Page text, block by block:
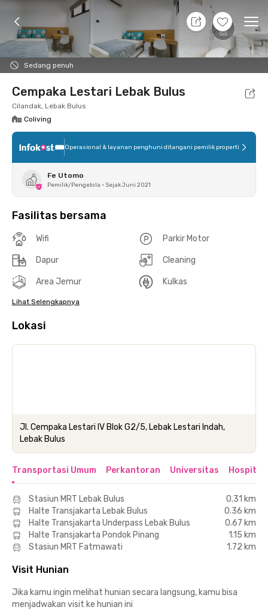
+4
Sedang penuh
9 Agt 26 - Belum tahu
Foto Fasilitas bersama Lokasi Kamar
Cempaka Lestari Lebak Bulus
Cilandak, Lebak Bulus
Coliving
Operasional & layanan penghuni ditangani pemilik properti
Fe Utomo
Pemilik/Pengelola • Sejak Juni 2021
Fasilitas bersama
Wifi Parkir Motor
Dapur Cleaning
Area Jemur Kulkas
Lihat Selengkapnya
Lokasi
Jl. Cempaka Lestari IV Blok G2/5, Lebak Lestari Indah,
Lebak Bulus
Transportasi Umum Perkantoran Universitas Hospital
Stasiun MRT Lebak Bulus
0.31 km
Halte Transjakarta Lebak Bulus
0.36 km
Halte Transjakarta Underpass Lebak Bulus
0.67 km
Halte Transjakarta Pondok Pinang
1.15 km
Stasiun MRT Fatmawati
1.72 km
Visit Hunian
Jika kamu ingin melihat hunian secara langsung, kamu bisa
menjadwakan visit ke hunian ini